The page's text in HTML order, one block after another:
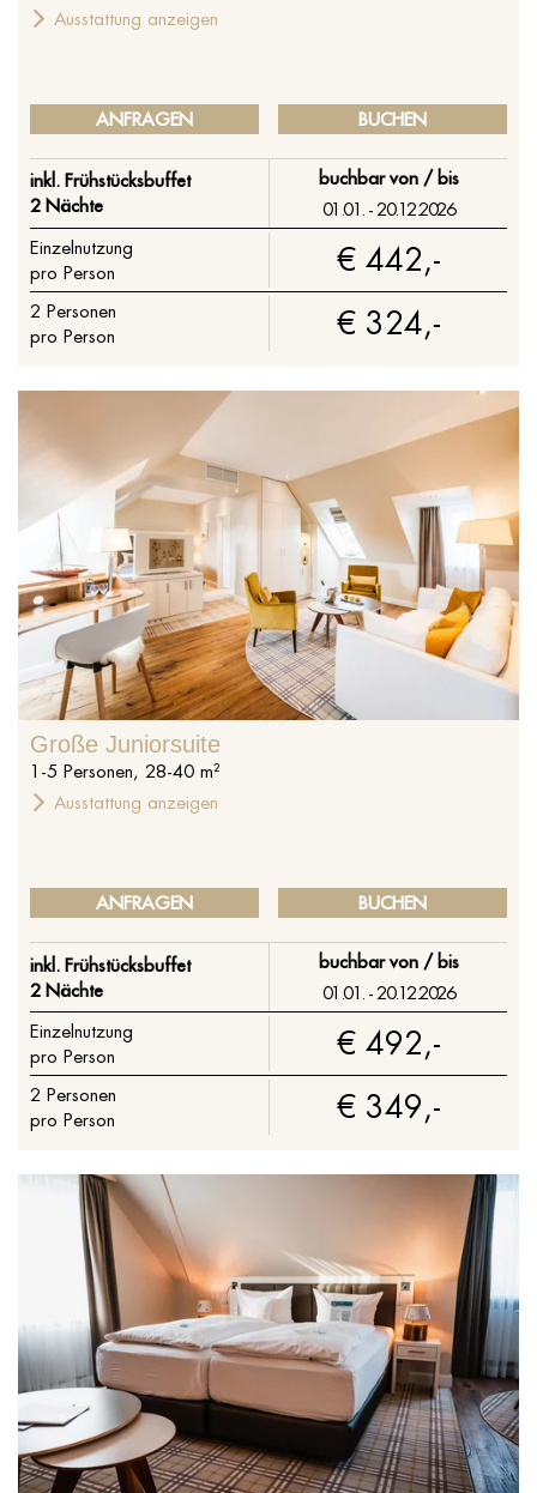
Ausstattung anzeigen
ANFRAGEN BUCHEN
inkl. Frühstücksbuffet
2 Nächte
buchbar von / bis
01.01. - 20.12.2026
Einzelnutzung
pro Person
€ 442,-
2 Personen
pro Person
€ 324,-
Große Juniorsuite
1 -5 Personen, 28-40 m²
Ausstattung anzeigen
ANFRAGEN BUCHEN
inkl. Frühstücksbuffet
2 Nächte
buchbar von / bis
01.01. - 20.12.2026
Einzelnutzung
pro Person
€ 492,-
2 Personen
pro Person
€ 349,-